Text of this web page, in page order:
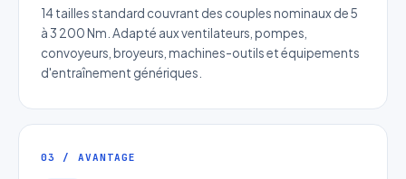
14 tailles standard couvrant des couples nominaux de 5
à 3 200 Nm. Adapté aux ventilateurs, pompes,
convoyeurs, broyeurs, machines-outils et équipements
d'entraînement génériques.
03 / AVANTAGE
serpentine
Réponse sous 24h — Sans engagement